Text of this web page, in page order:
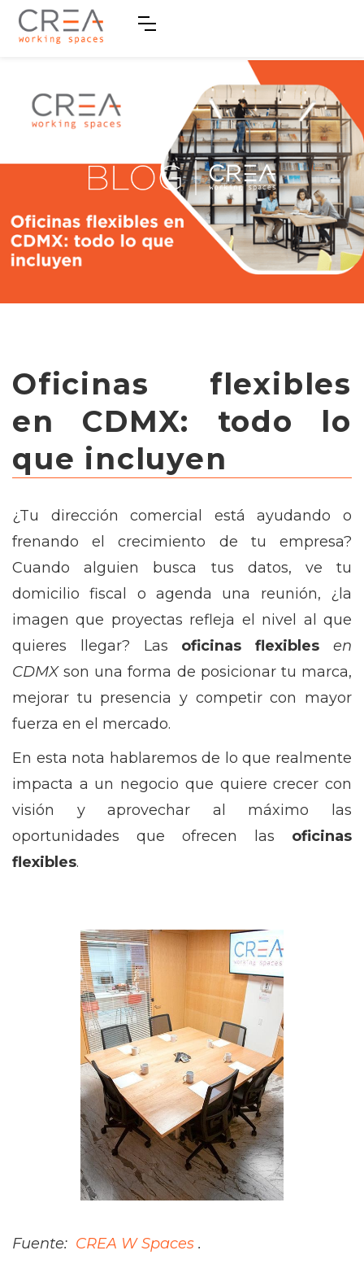
Oficinas flexibles
en CDMX: todo lo
que incluyen
¿Tu dirección comercial está ayudando o
frenando el crecimiento de tu empresa?
Cuando alguien busca tus datos, ve tu
domicilio fiscal o agenda una reunión, ¿la
imagen que proyectas refleja el nivel al que
quieres llegar? Las oficinas flexiblesen
CDMXson una forma de posicionar tu marca,
mejorar tu presencia y competir con mayor
fuerza en el mercado.
En esta nota hablaremos de lo que realmente
impacta a un negocio que quiere crecer con
visión y aprovechar al máximo las
oportunidades que ofrecen las oficinas
flexibles.
Fuente: CREA W Spaces .